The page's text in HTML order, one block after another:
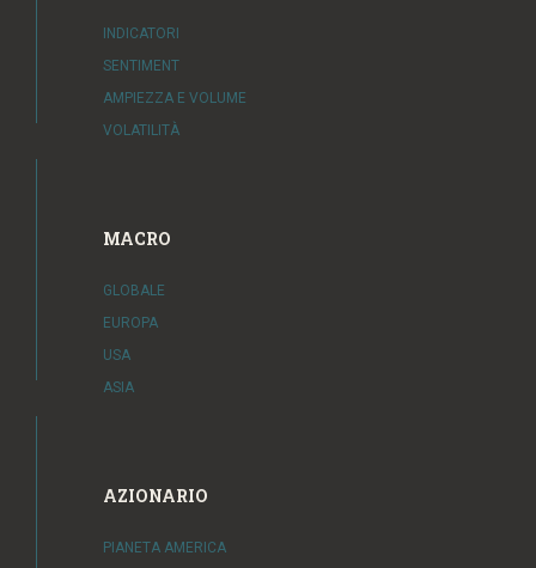
INDICATORI
SENTIMENT
AMPIEZZA E VOLUME
VOLATILITÀ
MACRO
GLOBALE
EUROPA
USA
ASIA
AZIONARIO
PIANETA AMERICA